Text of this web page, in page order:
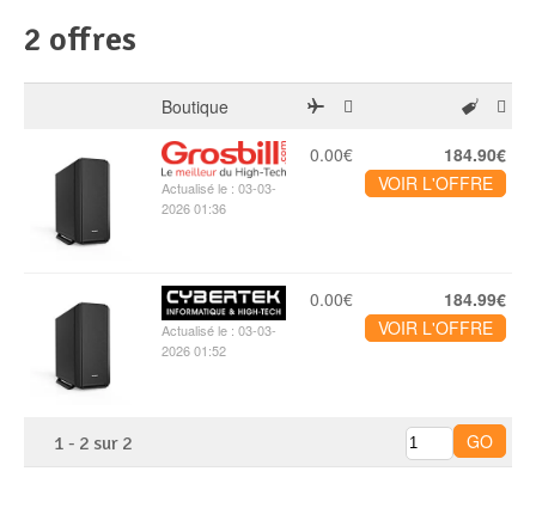
Disque SSD
2 offres
Boutique
Actualisé le : 03-03-
2026 01:36
0.00€
184.90€
VOIR L'OFFRE
Actualisé le : 03-03-
2026 01:52
0.00€
184.99€
VOIR L'OFFRE
1 - 2 sur 2